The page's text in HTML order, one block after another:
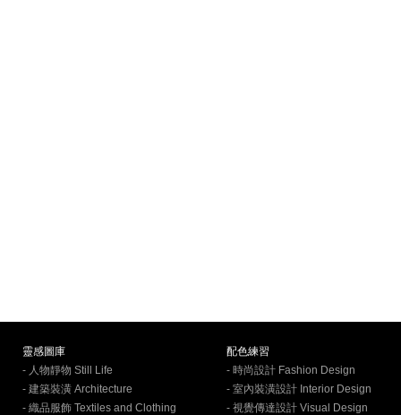
靈感圖庫
- 人物靜物 Still Life
- 建築裝潢 Architecture
- 織品服飾 Textiles and Clothing
配色練習
- 時尚設計 Fashion Design
- 室內裝潢設計 Interior Design
- 視覺傳達設計 Visual Design